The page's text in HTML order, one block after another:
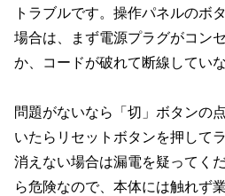
トラブルです。操作パネルのボ
場合は、まず電源プラグがコン
か、コードが破れて断線してい
問題がないなら「切」ボタンの
いたらリセットボタンを押して
消えない場合は漏電を疑ってく
ら危険なので、本体には触れず